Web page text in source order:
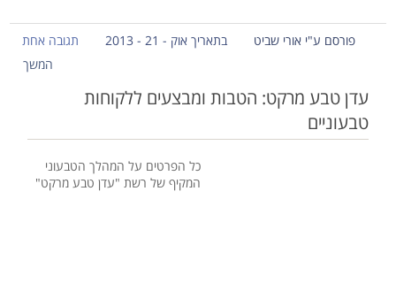
פורסם ע"י אורי שביט בתאריך אוק - 21 - 2013
תגובה אחת
המשך
עדן טבע מרקט: הטבות ומבצעים ללקוחות
טבעוניים
כל הפרטים על המהלך הטבעוני
המקיף של רשת "עדן טבע מרקט"